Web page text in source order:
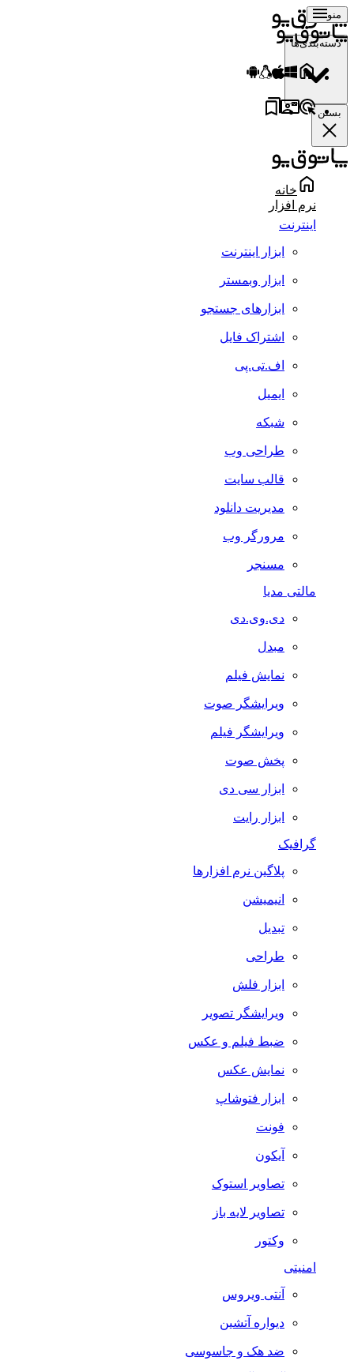
منو
دسته‌بندی‌ها
بستن
خانه
نرم افزار
اینترنت
ابزار اینترنت
ابزار وبمستر
ابزارهای جستجو
اشتراک فایل
اف.تی.پی
ایمیل
شبکه
طراحی وب
قالب سایت
مدیریت دانلود
مرورگر وب
مسنجر
مالتی مدیا
دی.وی.دی
مبدل
نمایش فیلم
ویرایشگر صوت
ویرایشگر فیلم
پخش صوت
ابزار سی دی
ابزار رایت
گرافیک
پلاگین نرم افزارها
انیمیشن
تبدیل
طراحی
ابزار فلش
ویرایشگر تصویر
ضبط فيلم و عكس
نمایش عکس
ابزار فتوشاپ
فونت
آیکون
تصاویر استوک
تصاویر لایه باز
وکتور
امنیتی
آنتی ویروس
دیواره آتشین
ضد هک و جاسوسی